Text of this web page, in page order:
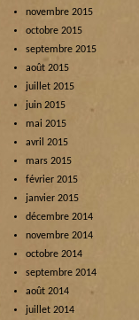
novembre 2015
octobre 2015
septembre 2015
août 2015
juillet 2015
juin 2015
mai 2015
avril 2015
mars 2015
février 2015
janvier 2015
décembre 2014
novembre 2014
octobre 2014
septembre 2014
août 2014
juillet 2014